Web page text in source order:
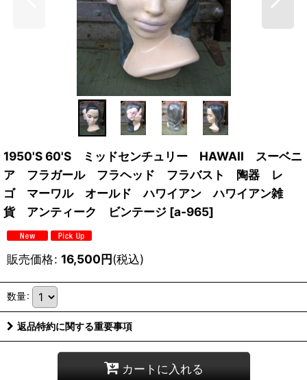
1950'S 60'S ミッドセンチュリー HAWAII スーベニ
ア フラガール フラヘッド フラバスト 陶器 レ
ゴ マーワル オールド ハワイアン ハワイアン雑
貨 アンティーク ビンテージ [a-965]
販売価格: 16,500円(税込)
数量:
返品特約に関する重要事項
カートに入れる